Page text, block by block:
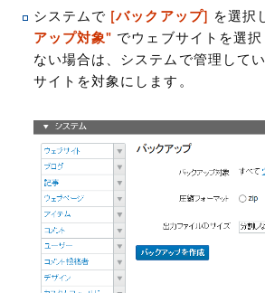
システムで [バックアップ] を選択
アップ対象" でウェブサイトを選
ない場合は、システムで管理して
サイトを対象にします。